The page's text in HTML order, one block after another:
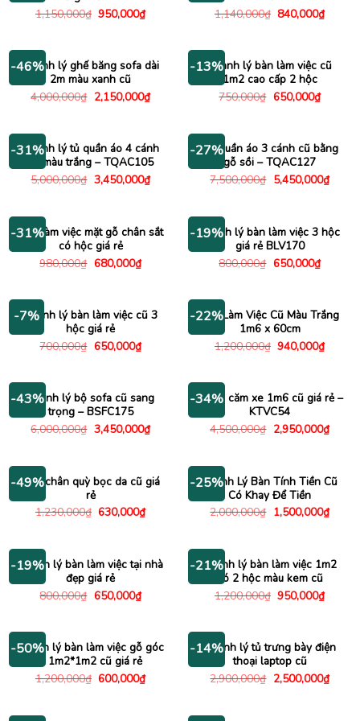
1,150,000₫ Giá
950,000₫Giá
hiện
950,000₫.
1,140,000₫ Giá
840,000₫Giá
hiện
-46%
Thanh lý ghế băng sofa dài
2m màu xanh cũ
4,000,000₫ Giá
gốc
2,150,000₫Giá
hiện
2,150,000₫.
-13%Thanh lý bàn làm việc cũ
1m2 cao cấp 2 hộc
750,000₫ Giá
650,000₫Giá
hiện
-31%
Thanh lý tủ quần áo 4 cánh
cũ màu trắng – TQAC105
5,000,000₫ Giá
gốc
3,450,000₫Giá
hiện
3,450,000₫.
-27%
Tủ quần áo 3 cánh cũ bằng
gỗ sồi – TQAC127
7,500,000₫ Giá
gốc
5,450,000₫Giá
hiện
-31%
Bàn làm việc mặt gỗ chân sắt
có hộc giá rẻ
980,000₫ Giá
680,000₫Giá
hiện
680,000₫.
-19%
Thanh lý bàn làm việc 3 hộc
giá rẻ BLV170
800,000₫ Giá
650,000₫Giá
hiện
-7%
Thanh lý bàn làm việc cũ 3
hộc giá rẻ
700,000₫ Giá
650,000₫Giá
hiện
650,000₫.
-22%
Bàn Làm Việc Cũ Màu Trắng
1m6 x 60cm
1,200,000₫ Giá
940,000₫Giá
hiện
-43%Thanh lý bộ sofa cũ sang
trọng – BSFC175
6,000,000₫ Giá
gốc
3,450,000₫Giá
hiện
3,450,000₫.
-34%
Kệ tivi căm xe 1m6 cũ giá rẻ –
KTVC54
4,500,000₫ Giá
gốc
2,950,000₫Giá
hiện
-49%
Ghế chân quỳ bọc da cũ giá
rẻ
1,230,000₫ Giá
630,000₫Giá
hiện
630,000₫.
-25%
Thanh Lý Bàn Tính Tiền Cũ
Có Khay Để Tiền
2,000,000₫ Giá
gốc
1,500,000₫Giá
hiện
-19%
Thanh lý bàn làm việc tại nhà
đẹp giá rẻ
800,000₫ Giá
650,000₫Giá
hiện
650,000₫.
-21%
Thanh lý bàn làm việc 1m2
có 2 hộc màu kem cũ
1,200,000₫ Giá
950,000₫Giá
hiện
-50%
Thanh lý bàn làm việc gỗ góc
L 1m2*1m2 cũ giá rẻ
1,200,000₫ Giá
600,000₫Giá
hiện
-14%
Thanh lý tủ trưng bày điện
thoại laptop cũ
2,900,000₫ Giá
gốc
2,500,000₫Giá
hiện